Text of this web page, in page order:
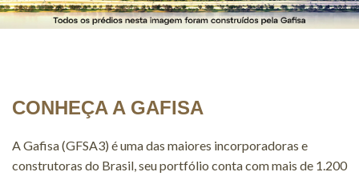
CONHEÇA A GAFISA
A Gafisa (GFSA3) é uma das maiores incorporadoras e
construtoras do Brasil, seu portfólio conta com mais de 1.200